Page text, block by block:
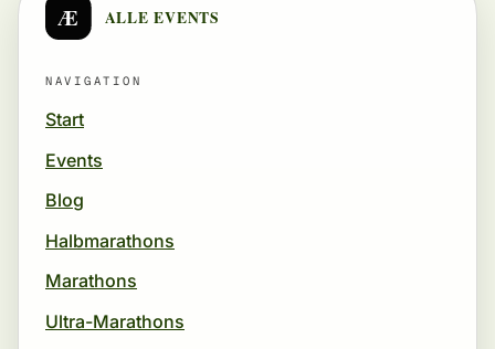
Æ ALLE EVENTS
NAVIGATION
Start
Events
Blog
Halbmarathons
Marathons
Ultra-Marathons